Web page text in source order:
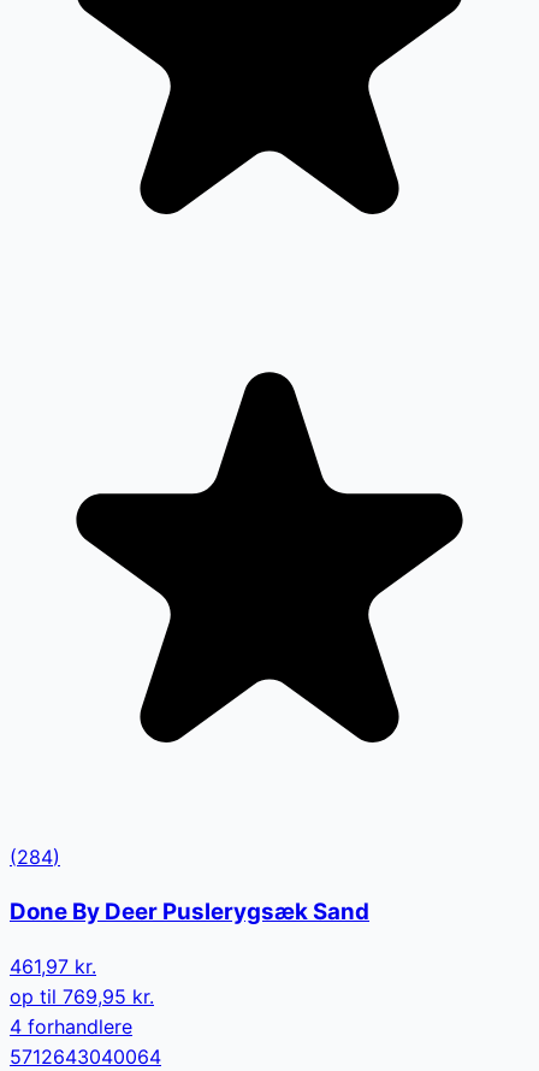
(284)
Done By Deer Puslerygsæk Sand
461,97 kr.
op til 769,95 kr.
4 forhandlere
5712643040064